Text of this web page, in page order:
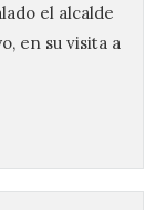
el alcalde
en su visita a